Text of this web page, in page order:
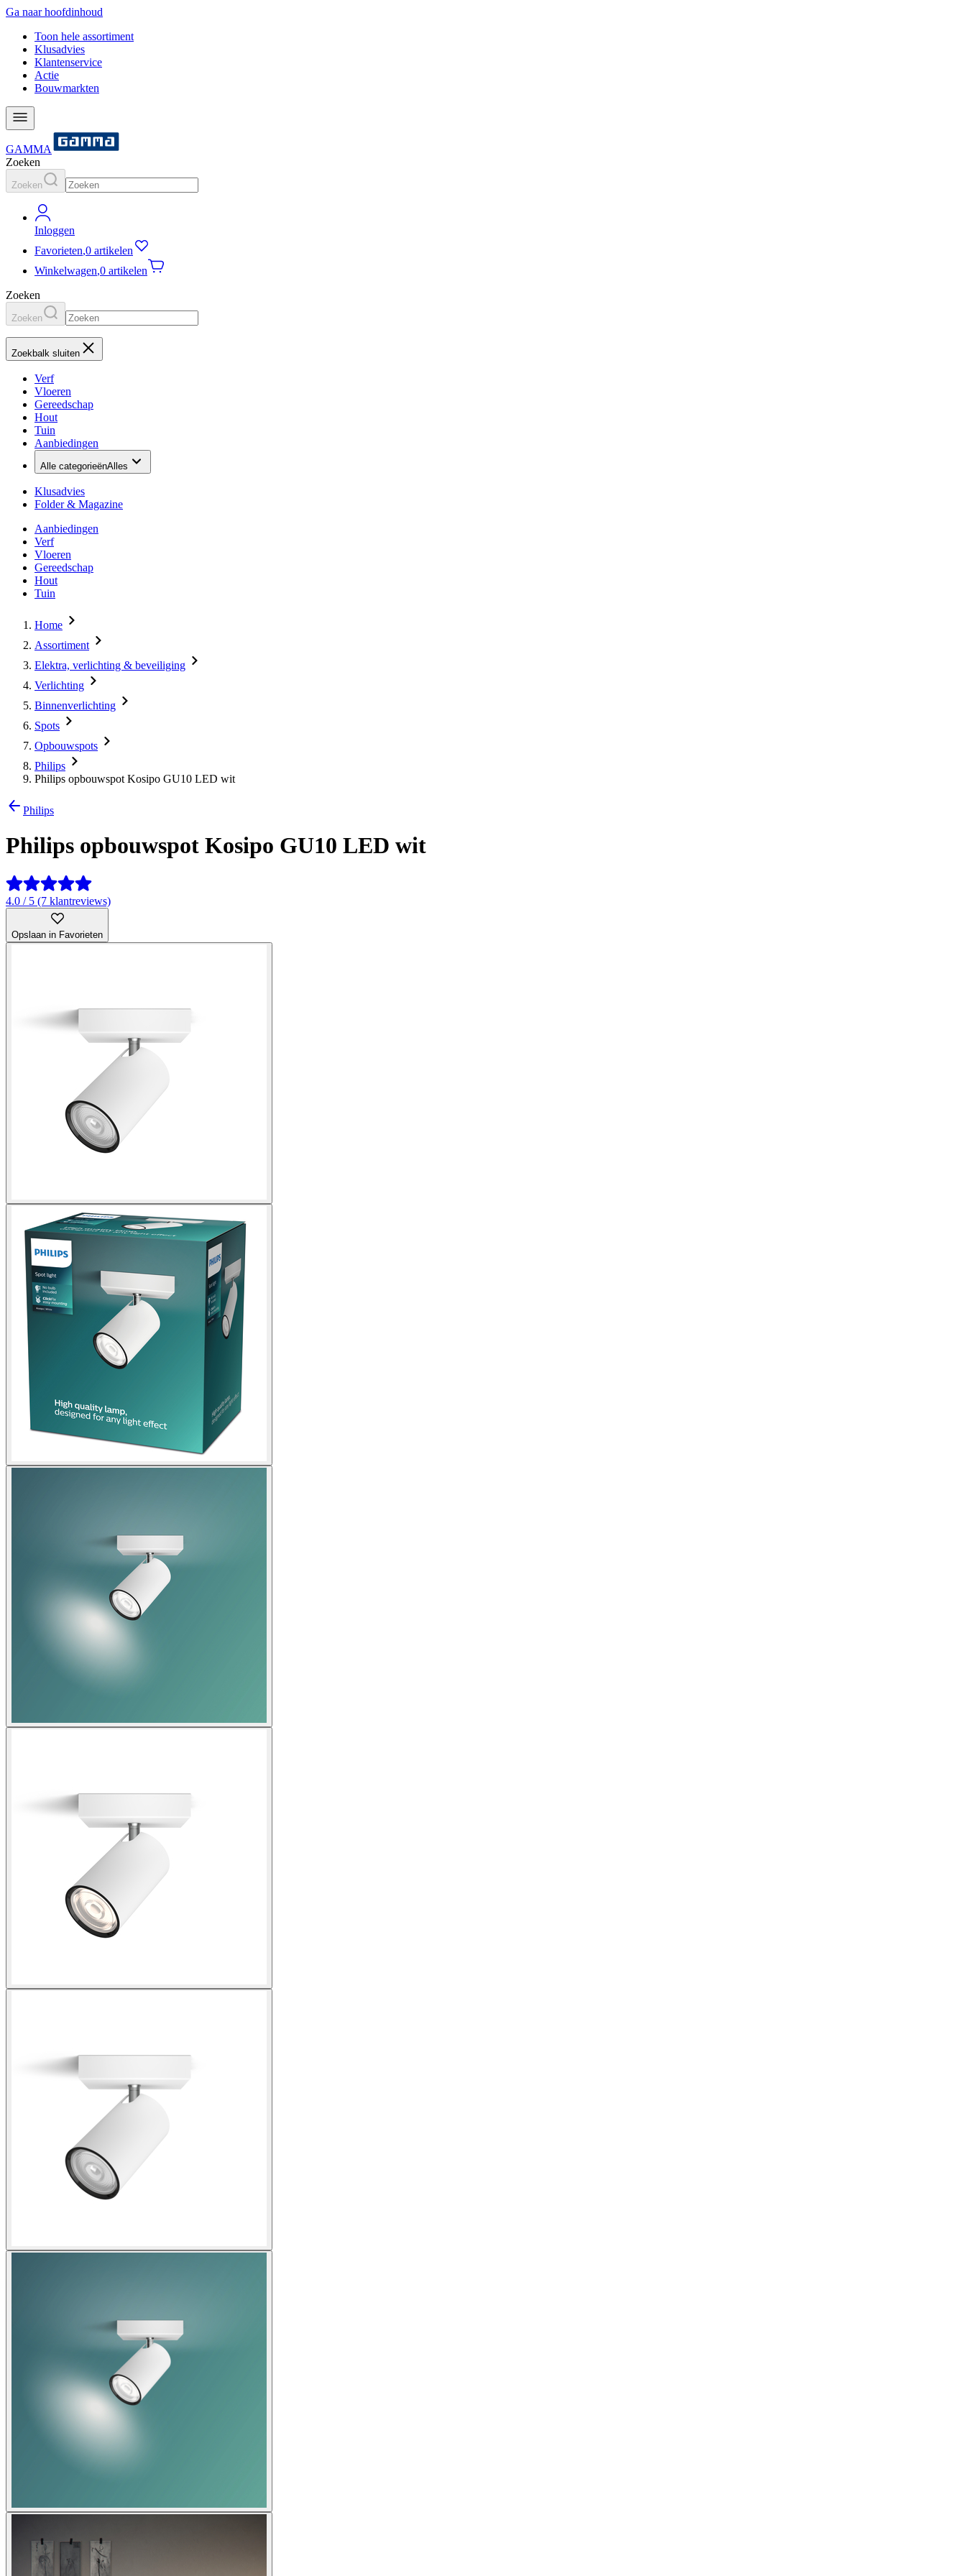
Ga naar hoofdinhoud
Toon hele assortiment
Klusadvies
Klantenservice
Actie
Bouwmarkten
GAMMA
Zoeken
Zoeken
Inloggen
Favorieten,0 artikelen
Winkelwagen,0 artikelen
Zoeken
Zoeken
Zoekbalk sluiten
Verf
Vloeren
Gereedschap
Hout
Tuin
Aanbiedingen
Alle categorieënAlles
Klusadvies
Folder & Magazine
Aanbiedingen
Verf
Vloeren
Gereedschap
Hout
Tuin
Home
Assortiment
Elektra, verlichting & beveiliging
Verlichting
Binnenverlichting
Spots
Opbouwspots
Philips
Philips opbouwspot Kosipo GU10 LED wit
Philips
Philips opbouwspot Kosipo GU10 LED wit
4.0 / 5 (7 klantreviews)
Opslaan in Favorieten